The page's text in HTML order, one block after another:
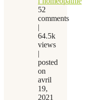
52
comments
|
64.5k
views
|
posted
on
avril
19,
2021